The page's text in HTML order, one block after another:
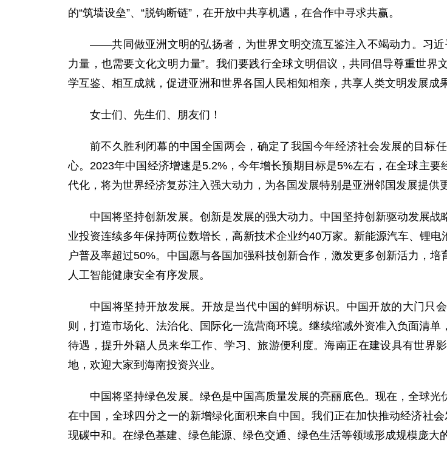
的“筑墙设垒”、“脱钩断链”，在开放中共享机遇，在合作中寻求共赢。
——共同做亚洲文明的弘扬者，为世界文明交流互鉴注入不竭动力。习
力量，也需要文化文明力量”。我们要践行全球文明倡议，共同倡导尊重世
学互鉴、相互成就，促进亚洲和世界各国人民相知相亲，共享人类文明发展成果
女士们、先生们、朋友们！
前不久胜利闭幕的中国全国两会，确定了我国今年经济社会发展的目标
心。2023年中国经济增速是5.2%，今年增长预期目标是5%左右，在全球主
代化，将为世界经济复苏注入强大动力，为各国发展特别是亚洲邻国发展提供
中国将坚持创新发展。创新是发展的强大动力。中国坚持创新驱动发展
业投资连续多年保持两位数增长，高新技术企业约40万家。新能源汽车、锂
户普及率超过50%。中国愿与各国加强科技创新合作，激发更多创新活力，
人工智能健康安全有序发展。
中国将坚持开放发展。开放是当代中国的鲜明标识。中国开放的大门只
则，打造市场化、法治化、国际化一流营商环境。继续缩减外资准入负面清
待遇，提升外籍人员来华工作、学习、旅游便利度。海南正在建设具有世界
地，欢迎大家到海南投资兴业。
中国将坚持绿色发展。绿色是中国高质量发展的亮丽底色。现在，全球
在中国，全球四分之一的新增绿化面积来自中国。我们正在加快推动经济社
现碳中和。在绿色基建、绿色能源、绿色交通、绿色生活等领域形成规模庞大